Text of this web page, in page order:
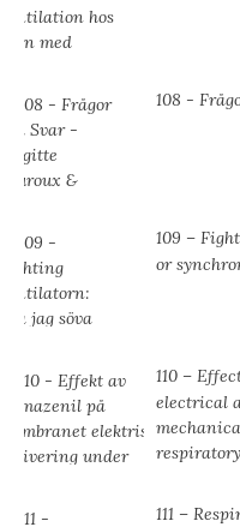
108 -
109 –
or
110 –
electrical
111 –